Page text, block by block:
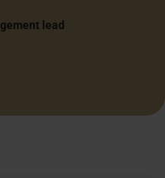
lead
& Events